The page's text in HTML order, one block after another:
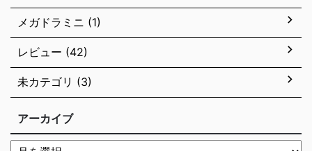
メガドラミニ (1)
レビュー (42)
未カテゴリ (3)
アーカイブ